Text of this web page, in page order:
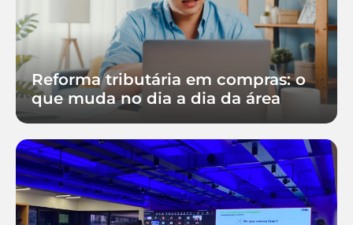
Reforma tributária em compras: o
que muda no dia a dia da área